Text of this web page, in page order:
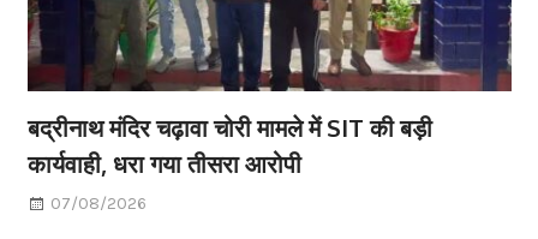
बद्रीनाथ मंदिर चढ़ावा चोरी मामले में SIT की बड़ी
कार्यवाही, धरा गया तीसरा आरोपी
07/08/2026